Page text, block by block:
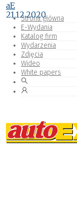
Strona główna
E-Wydania
Katalog firm
Wydarzenia
Zdjęcia
Wideo
White papers
aE
21.12.2020